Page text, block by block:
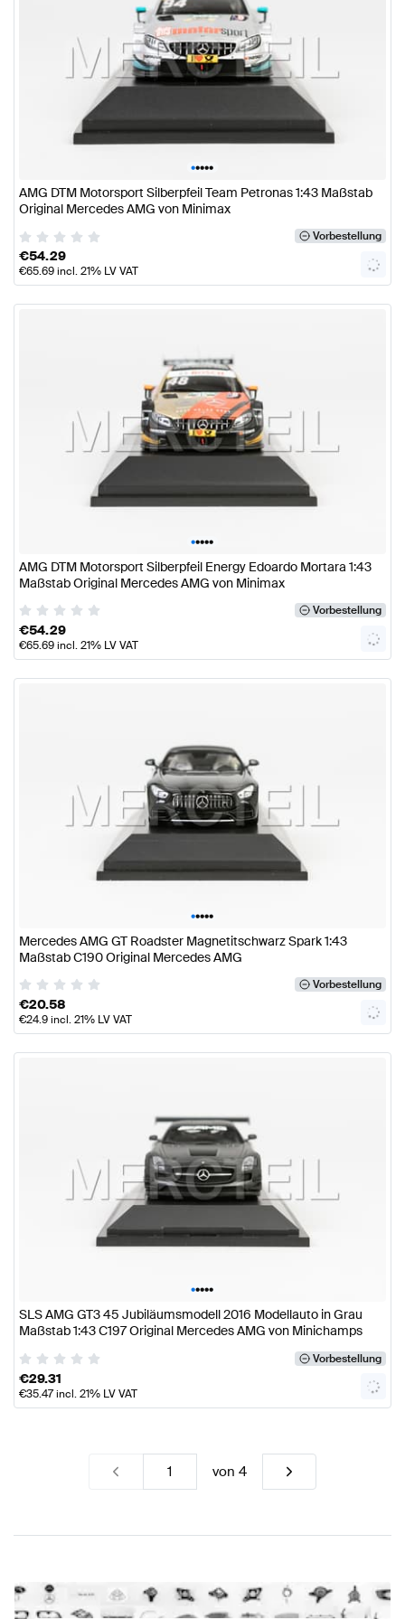
•••••
AMG DTM Motorsport Silberpfeil Team Petronas 1:43 Maßstab
Original Mercedes AMG von Minimax
Vorbestellung
€54.29
€65.69incl. 21% LV VAT
•••••
AMG DTM Motorsport Silberpfeil Energy Edoardo Mortara 1:43
Maßstab Original Mercedes AMG von Minimax
Vorbestellung
€54.29
€65.69incl. 21% LV VAT
•••••
Mercedes AMG GT Roadster Magnetitschwarz Spark 1:43
Maßstab C190 Original Mercedes AMG
Vorbestellung
€20.58
€24.9incl. 21% LV VAT
•••••
SLS AMG GT3 45 Jubiläumsmodell 2016 Modellauto in Grau
Maßstab 1:43 C197 Original Mercedes AMG von Minichamps
Vorbestellung
€29.31
€35.47incl. 21% LV VAT
von 4